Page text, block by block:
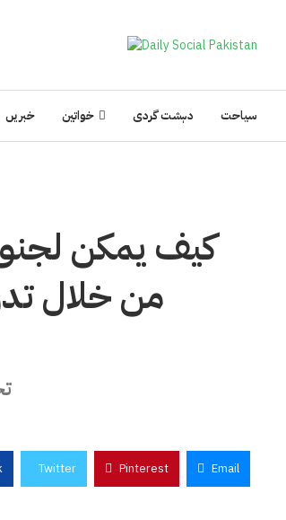
خبریں خواتین دہشت گردی سیاحت
كيف يمكن
من خلال
Twitter Pinterest Email